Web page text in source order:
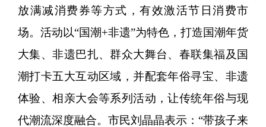
放满减消费券等方式，有效激活节日消费市
场。活动以“国潮+非遗”为特色，打造国潮年货
大集、非遗巴扎、群众大舞台、春联集福及国
潮打卡五大互动区域，并配套年俗寻宝、非遗
体验、相亲大会等系列活动，让传统年俗与现
代潮流深度融合。市民刘晶晶表示：“带孩子来